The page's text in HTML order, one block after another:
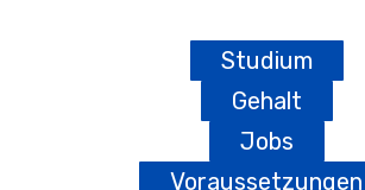
Studium
Gehalt
Jobs
Voraussetzungen